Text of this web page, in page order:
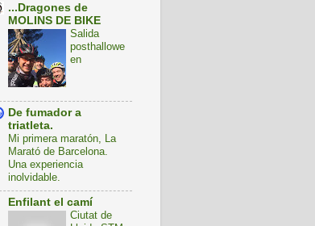
...Dragones de
MOLINS DE BIKE
Salida
posthallowe
en
De fumador a
triatleta.
Mi primera maratón, La
Marató de Barcelona.
Una experiencia
inolvidable.
Enfilant el camí
Ciutat de